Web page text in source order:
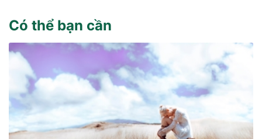
Có thể bạn cần